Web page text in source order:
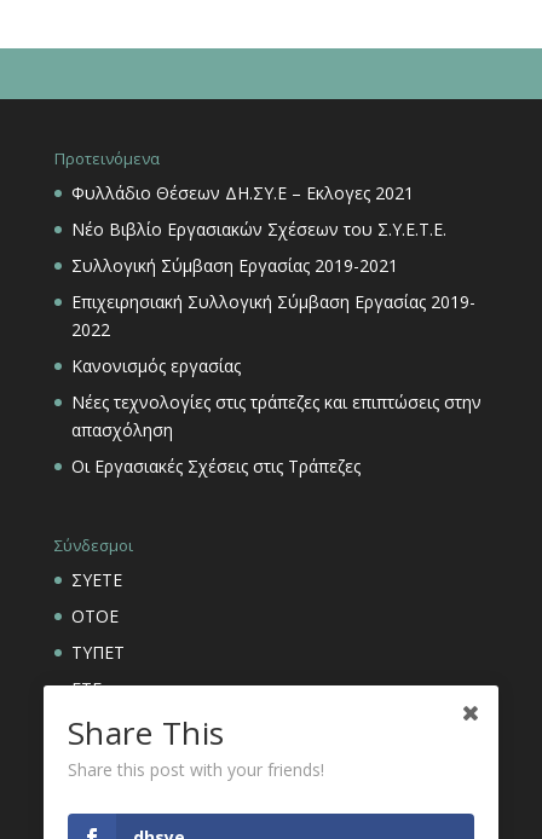
Προτεινόμενα
Φυλλάδιο Θέσεων ΔΗ.ΣΥ.Ε – Εκλογες 2021
Νέο Βιβλίο Εργασιακών Σχέσεων του Σ.Υ.Ε.Τ.Ε.
Συλλογική Σύμβαση Εργασίας 2019-2021
Επιχειρησιακή Συλλογική Σύμβαση Εργασίας 2019-
2022
Κανονισμός εργασίας
Νέες τεχνολογίες στις τράπεζες και επιπτώσεις στην
απασχόληση
Οι Εργασιακές Σχέσεις στις Τράπεζες
Σύνδεσμοι
ΣΥΕΤΕ
ΟΤΟΕ
ΤΥΠΕΤ
ΕΤΕ
ΑΣΦΑΛΙΣΤΙΚΟΙ ΟΡΓΑΝΙΣΜΟΙ ΕΤΕ
Share This
Share this post with your friends!